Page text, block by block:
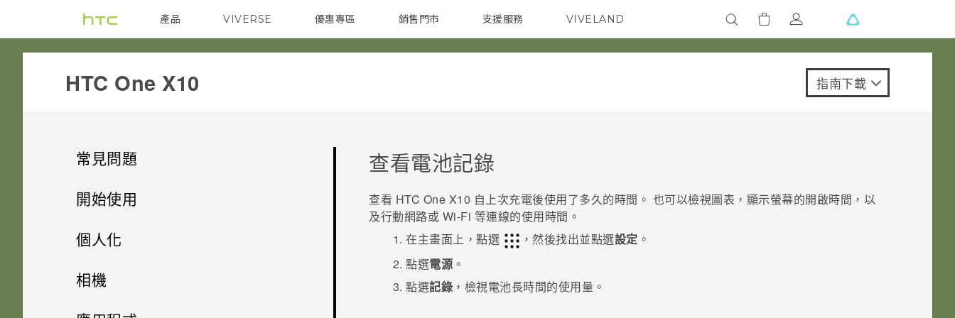
產品
VIVE G REIGNS 智慧型手機 配件
VIVERSE 優惠專區
焦點訊息 校園專案 企業採購
銷售門市
銷售通路 支援服務 VIVELAND
HTC One X10‎ 指南下載
常見問題
系統效能
為何手機反應緩慢且靜止不動？
開始使用
手機上的各種便利功能
HTC 與 Google 相簿整合
個人化
手機設定及傳輸
初次設定 HTC One X10
相機
拍照和錄影
查看電池記錄
查看 HTC One X10 自上次充電後使用了多久的時間。 也可以檢視圖表，顯示螢幕的開啟時間，以
及行動網路或 Wi-Fi 等連線的使用時間。
在主畫面上，點選 ，然後找出並點選設定 。
點選電源 。
點選記錄 ，檢視電池長時間的使用量。